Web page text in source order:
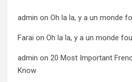
admin on Oh la la, y a un monde
Farai on Oh la la, y a un monde
admin on 20 Most Important
Know